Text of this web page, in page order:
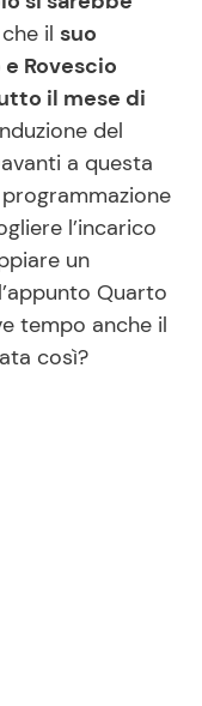
il suo
Rovescio
il mese di
del
a questa
l’incarico
un
Quarto
tempo anche il
così?